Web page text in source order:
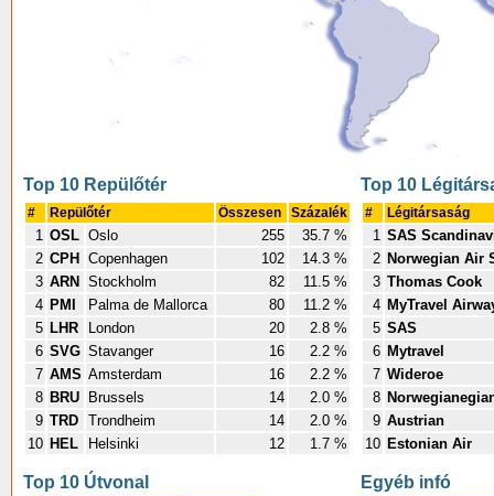
Top 10 Repülőtér
# Repülőtér Összesen Százalék
1 OSL Oslo 255
35.7 %
2 CPH Copenhagen 102
14.3 %
3 ARN Stockholm 82
11.5 %
4 PMI Palma de Mallorca 80
11.2 %
5 LHR London 20
2.8 %
6 SVG Stavanger 16
2.2 %
7 AMS Amsterdam 16
2.2 %
8 BRU Brussels 14
2.0 %
9 TRD Trondheim 14
2.0 %
10 HEL Helsinki 12 1.7 %
Top 10
# Légitársaság
1 SAS
2 Norwegian Air
3 Thomas Cook
4 MyTravel
5 SAS
6 Mytravel
7 Wideroe
8
9 Austrian
10 Estonian Air
Top 10 Útvonal Egyéb infó